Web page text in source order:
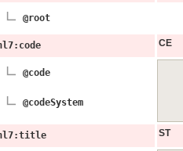
@root
CE
@code
@codeSystem
ST